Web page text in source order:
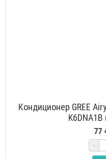
Кондиционер GREE
77
-